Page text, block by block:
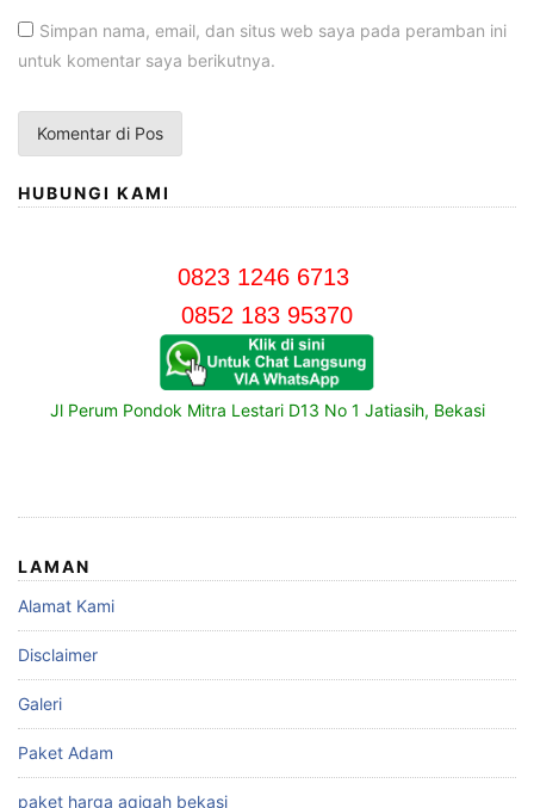
Simpan nama, email, dan situs web saya pada peramban ini
untuk komentar saya berikutnya.
HUBUNGI KAMI
0823 1246 6713
0852 183 95370
Jl Perum Pondok Mitra Lestari D13 No 1 Jatiasih, Bekasi
LAMAN
Alamat Kami
Disclaimer
Galeri
Paket Adam
paket harga aqiqah bekasi